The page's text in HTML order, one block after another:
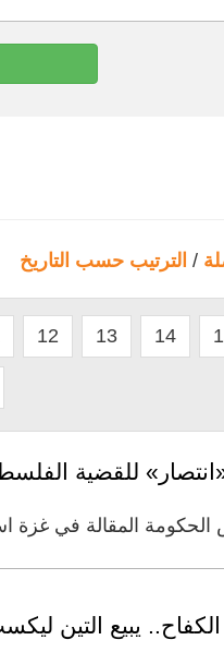
/ الترتيب حسب التاريخ
12 13 14
للقضية
الحكومة المقالة في
يبيع التين